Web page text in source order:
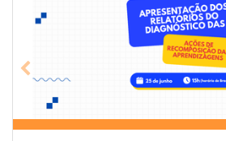
Previous